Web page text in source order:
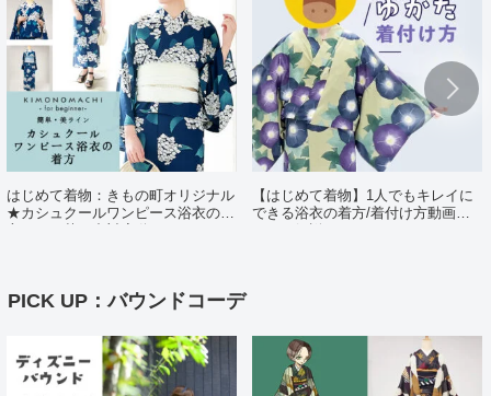
はじめて着物：きもの町オリジナル
★カシュクールワンピース浴衣の着
【はじめて着物】1人でもキレイに
できる浴衣の着方/着付け方動画ポ
PICK UP：バウンドコーデ